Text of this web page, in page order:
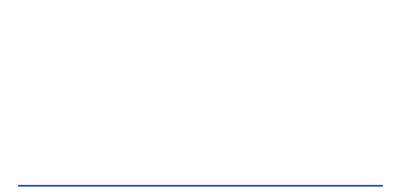
安済知佳井ノ上たきな：若山詩音中